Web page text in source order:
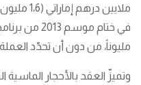
ملايين
مليوناً، من دون أن تحدّد
وتميزّ العقد بالأحجار